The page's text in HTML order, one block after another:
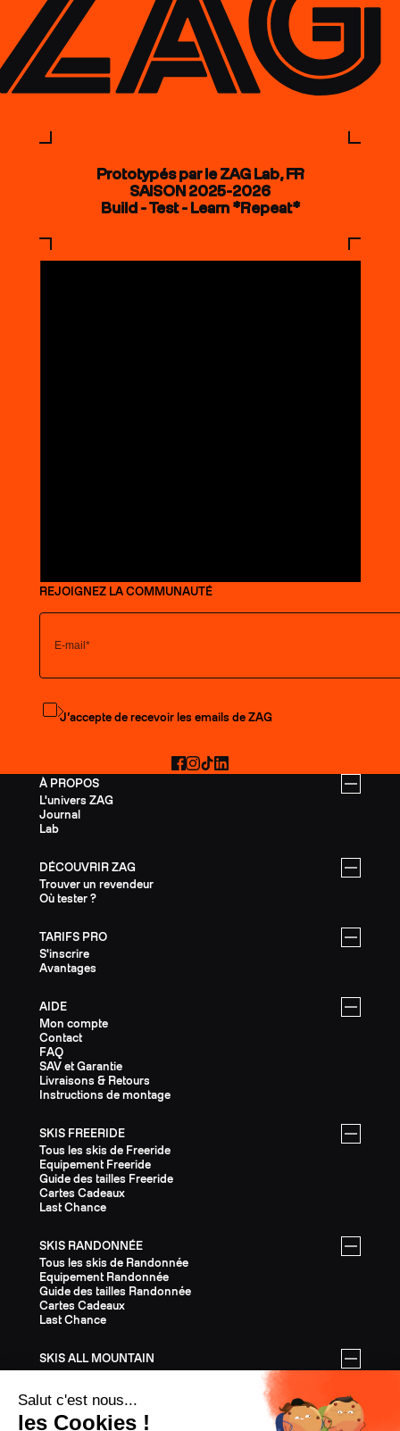
À PROPOS
L'univers ZAG
Journal
Lab
DÉCOUVRIR ZAG
Trouver un revendeur
Où tester ?
TARIFS PRO
S'inscrire
Avantages
AIDE
Mon compte
Contact
FAQ
SAV et Garantie
Livraisons & Retours
Instructions de montage
SKIS FREERIDE
Tous les skis de Freeride
Equipement Freeride
Guide des tailles Freeride
Cartes Cadeaux
Last Chance
SKIS RANDONNÉE
Tous les skis de Randonnée
Equipement Randonnée
Guide des tailles Randonnée
Cartes Cadeaux
Last Chance
SKIS ALL MOUNTAIN
Guide des tailles All Mountain
Cartes Cadeaux
Prototypés par le ZAG Lab, FR
SAISON 2025-2026
Build - Test - Learn *Repeat*
REJOIGNEZ LA COMMUNAUTÉ
S'abonner à la newsletter
J’accepte de recevoir les emails de ZAG
Facebook
Instagram
TikTokLinkedIn